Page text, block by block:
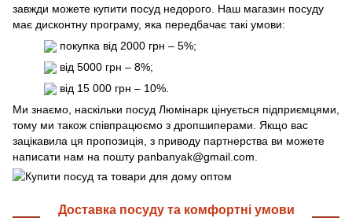
завжди можете купити посуд недорого. Наш магазин посуду
має дисконтну програму, яка передбачає такі умови:
покупка від 2000 грн – 5%;
від 5000 грн – 8%;
від 15 000 грн – 10%.
Ми знаємо, наскільки посуд Люмінарк цінується підприємцями,
тому ми також співпрацюємо з дропшиперами. Якщо вас
зацікавила ця пропозиція, з приводу партнерства ви можете
написати нам на пошту panbanyak@gmail.com.
Доставка посуду та комфортні умови